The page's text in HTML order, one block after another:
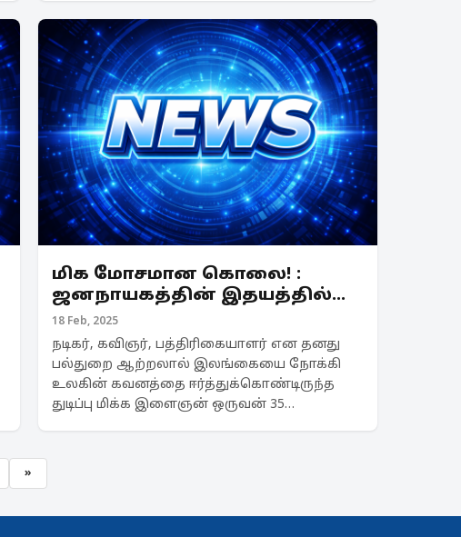
கிடைத்து விட்டதா என்...
மிக மோசமான கொலை! :
ஜனநாயகத்தின் இதயத்தில்
நீதிக்கு துரோகம்!
18 Feb, 2025
நடிகர், கவிஞர், பத்திரிகையாளர் என தனது
பல்துறை ஆற்றலால் இலங்கையை நோக்கி
உலகின் கவனத்தை ஈர்த்துக்கொண்டிருந்த
துடிப்பு மிக்க இளைஞன் ஒருவன் 35
»